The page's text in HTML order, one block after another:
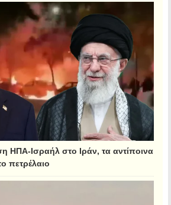
ΗΠΑ-Ισραήλ στο Ιράν, τα αντίποινα
πετρέλαιο